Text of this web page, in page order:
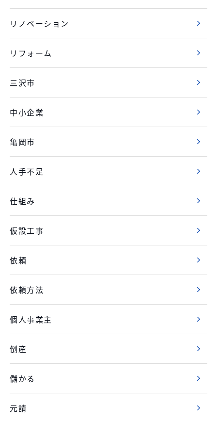
リノベーション
リフォーム
三沢市
中小企業
亀岡市
人手不足
仕組み
仮設工事
依頼
依頼方法
個人事業主
倒産
儲かる
元請